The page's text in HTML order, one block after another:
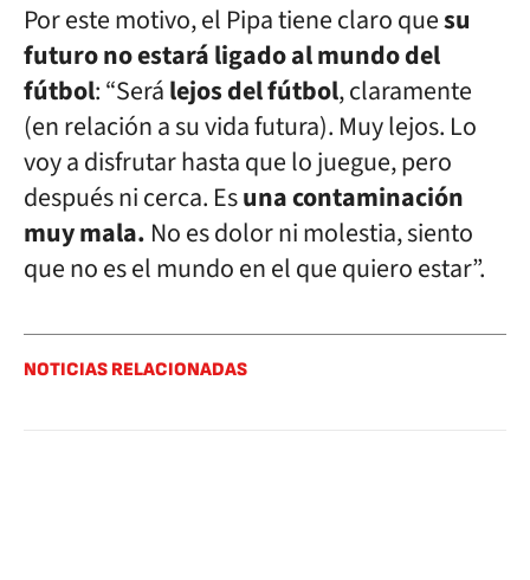
Por este motivo, el Pipa tiene claro quesu
futuro no estará ligado al mundo del
fútbol: “Serálejos del fútbol, claramente
(en relación a su vida futura). Muy lejos. Lo
voy a disfrutar hasta que lo juegue, pero
después ni cerca. Esuna contaminación
muy mala. No es dolor ni molestia, siento
que no es el mundo en el que quiero estar”.
NOTICIAS RELACIONADAS